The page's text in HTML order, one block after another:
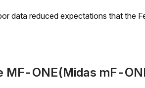
data reduced expectations that the
MF-ONE(Midas mF-